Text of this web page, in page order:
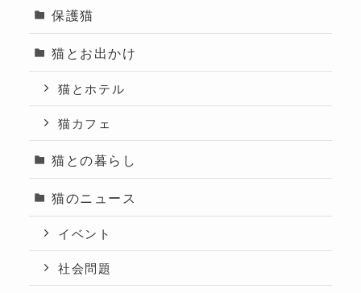
保護猫
猫とお出かけ
猫とホテル
猫カフェ
猫との暮らし
猫のニュース
イベント
社会問題